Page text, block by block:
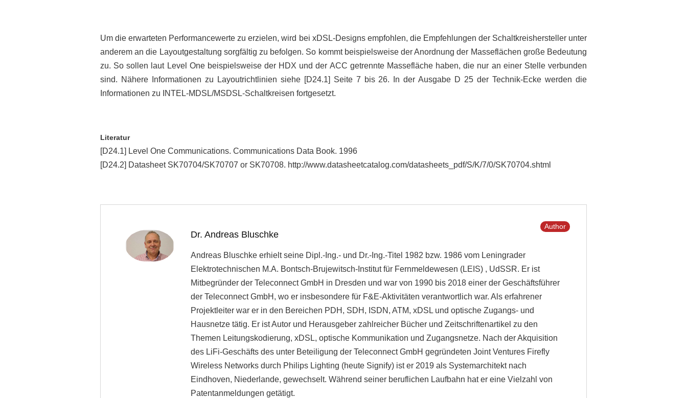
Um die erwarteten Performancewerte zu erzielen, wird bei xDSL-Designs empfohlen, die Empfehlungen der Schaltkreishersteller unter
anderem an die Layoutgestaltung sorgfältig zu befolgen. So kommt beispielsweise der Anordnung der Masseflächen große Bedeutung
zu. So sollen laut Level One beispielsweise der HDX und der ACC getrennte Massefläche haben, die nur an einer Stelle verbunden
sind. Nähere Informationen zu Layoutrichtlinien siehe [D24.1] Seite 7 bis 26. In der Ausgabe D 25 der Technik-Ecke werden die
Informationen zu INTEL-MDSL/MSDSL-Schaltkreisen fortgesetzt.
Literatur
[D24.1] Level One Communications. Communications Data Book. 1996
[D24.2] Datasheet SK70704/SK70707 or SK70708. http://www.datasheetcatalog.com/datasheets_pdf/S/K/7/0/SK70704.shtml
Dr. Andreas Bluschke
Andreas Bluschke erhielt seine Dipl.-Ing.- und Dr.-Ing.-Titel 1982 bzw. 1986 vom Leningrader
Elektrotechnischen M.A. Bontsch-Brujewitsch-Institut für Fernmeldewesen (LEIS) , UdSSR. Er ist
Mitbegründer der Teleconnect GmbH in Dresden und war von 1990 bis 2018 einer der Geschäftsführer
der Teleconnect GmbH, wo er insbesondere für F&E-Aktivitäten verantwortlich war. Als erfahrener
Projektleiter war er in den Bereichen PDH, SDH, ISDN, ATM, xDSL und optische Zugangs- und
Hausnetze tätig. Er ist Autor und Herausgeber zahlreicher Bücher und Zeitschriftenartikel zu den
Themen Leitungskodierung, xDSL, optische Kommunikation und Zugangsnetze. Nach der Akquisition
des LiFi-Geschäfts des unter Beteiligung der Teleconnect GmbH gegründeten Joint Ventures Firefly
Wireless Networks durch Philips Lighting (heute Signify) ist er 2019 als Systemarchitekt nach
Eindhoven, Niederlande, gewechselt. Während seiner beruflichen Laufbahn hat er eine Vielzahl von
Patentanmeldungen getätigt.
Author